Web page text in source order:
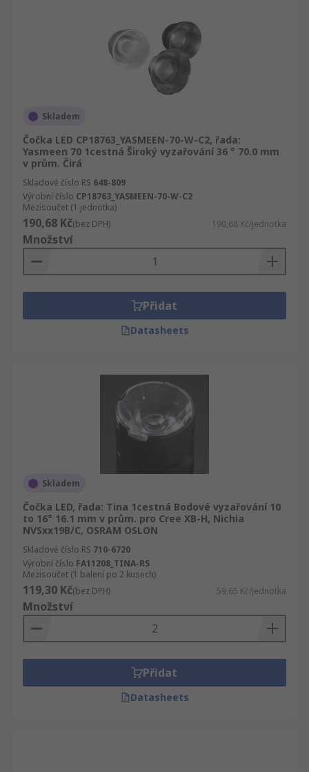
Skladem
Čočka LED CP18763_YASMEEN-70-W-C2, řada:
Yasmeen 70 1cestná Široký vyzařování 36 ° 70.0 mm
v prům. Čirá
Skladové číslo RS 648-809
Výrobní číslo CP18763_YASMEEN-70-W-C2
Mezisoučet (1 jednotka)
190,68 Kč(bez DPH) 190,68 Kč/jednotka
Množství
Přidat
Datasheets
Skladem
Čočka LED, řada: Tina 1cestná Bodové vyzařování 10
to 16° 16.1 mm v prům. pro Cree XB-H, Nichia
NVSxx19B/C, OSRAM OSLON
Skladové číslo RS 710-6720
Výrobní číslo FA11208_TINA-RS
Mezisoučet (1 balení po 2 kusech)
119,30 Kč(bez DPH) 59,65 Kč/jednotka
Množství
Přidat
Datasheets